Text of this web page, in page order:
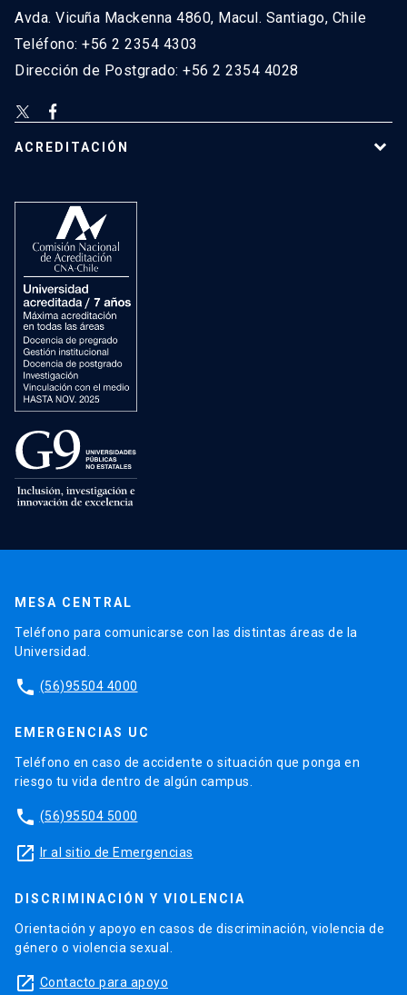
Avda. Vicuña Mackenna 4860, Macul. Santiago, Chile
Teléfono: +56 2 2354 4303
Dirección de Postgrado: +56 2 2354 4028
ACREDITACIÓN
MESA CENTRAL
Teléfono para comunicarse con las distintas áreas de la
Universidad.
phone (56)95504 4000
EMERGENCIAS UC
Teléfono en caso de accidente o situación que ponga en
riesgo tu vida dentro de algún campus.
phone (56)95504 5000
launch Ir al sitio de Emergencias
DISCRIMINACIÓN Y VIOLENCIA
Orientación y apoyo en casos de discriminación, violencia de
género o violencia sexual.
launch Contacto para apoyo